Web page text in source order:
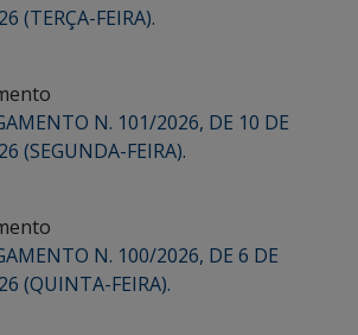
(TERÇA-FEIRA).
N. 101/2026, DE 10 DE
(SEGUNDA-FEIRA).
N. 100/2026, DE 6 DE
(QUINTA-FEIRA).